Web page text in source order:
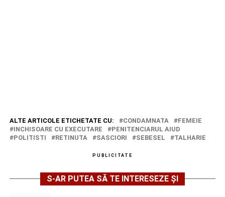
ALTE ARTICOLE ETICHETATE CU: CONDAMNATA
FEMEIE
INCHISOARE CU EXECUTARE
PENITENCIARUL AIUD
POLITISTI
RETINUTA SASCIORI SEBESEL TALHARIE
PUBLICITATE
S-AR PUTEA SĂ TE INTERESEZE ȘI